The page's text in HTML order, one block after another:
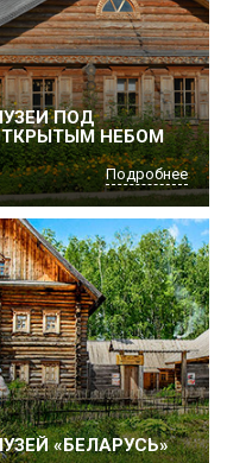
ПОД
НЕБОМ
Подробнее
«БЕЛАРУСЬ»